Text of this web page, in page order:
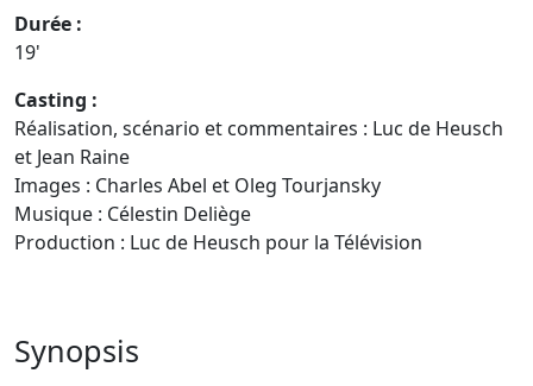
Durée :
19'
Casting :
Réalisation, scénario et commentaires : Luc de Heusch
et Jean Raine
Images : Charles Abel et Oleg Tourjansky
Musique : Célestin Deliège
Production : Luc de Heusch pour la Télévision
Synopsis